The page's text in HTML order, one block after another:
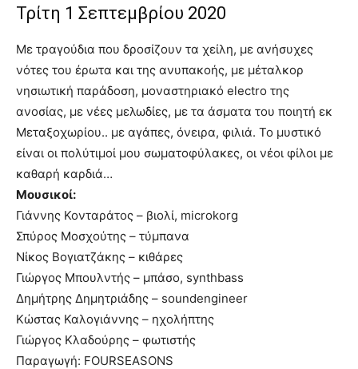
Τρίτη 1 Σεπτεμβρίου 2020
Με τραγούδια που δροσίζουν τα χείλη, με ανήσυχες
νότες του έρωτα και της ανυπακοής, με μέταλκορ
νησιωτική παράδοση, μοναστηριακό electro της
ανοσίας, με νέες μελωδίες, με τα άσματα του ποιητή εκ
Μεταξοχωρίου.. με αγάπες, όνειρα, φιλιά. Το μυστικό
είναι οι πολύτιμοί μου σωματοφύλακες, οι νέοι φίλοι με
καθαρή καρδιά…
Μουσικοί:
Γιάννης Κονταράτος – βιολί, microkorg
Σπύρος Μοσχούτης – τύμπανα
Νίκος Βογιατζάκης – κιθάρες
Γιώργος Μπουλντής – μπάσο, synthbass
Δημήτρης Δημητριάδης – soundengineer
Κώστας Καλογιάννης – ηχολήπτης
Γιώργος Κλαδούρης – φωτιστής
Παραγωγή: FOURSEASONS